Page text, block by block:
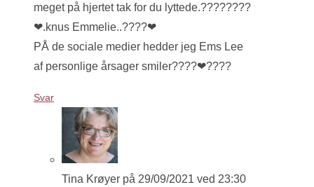
meget på hjertet tak for du lyttede.????????
❤.knus Emmelie..????❤
PÅ de sociale medier hedder jeg Ems Lee
af personlige årsager smiler????❤????
Svar
Tina Krøyer på 29/09/2021 ved 23:30